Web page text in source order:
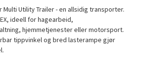
Multi Utility Trailer - en allsidig transporter.
ideell for hagearbeid,
hjemmetjenester eller motorsport.
tippvinkel og bred lasterampe gjør